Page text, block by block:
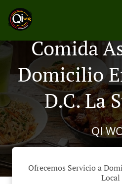
Comida
Domicilio
D.C. La
QI
Ofrecemos Servicio a
Local